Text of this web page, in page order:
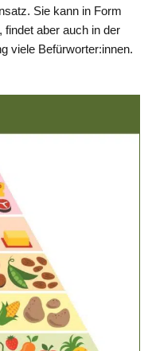
Sie kann in Form
aber auch in der
viele Befürworter:innen.